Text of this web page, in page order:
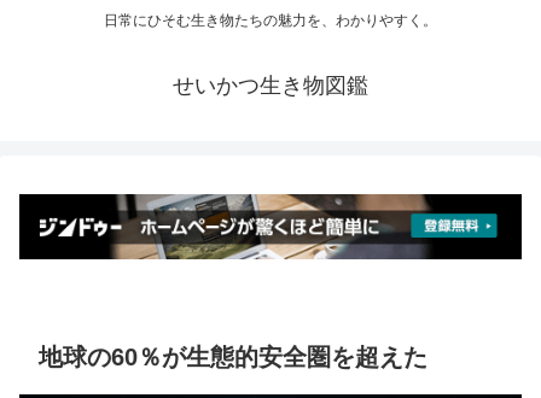
日常にひそむ生き物たちの魅力を、わかりやすく。
せいかつ生き物図鑑
地球の60％が生態的安全圏を超えた